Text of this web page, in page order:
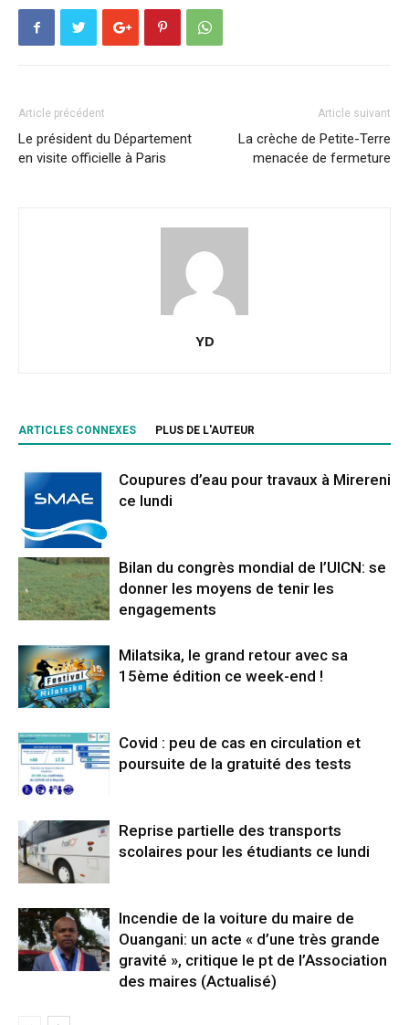
Article précédent
Le président du Département
en visite officielle à Paris
Article suivant
La crèche de Petite-Terre
menacée de fermeture
YD
ARTICLES CONNEXES PLUS DE L'AUTEUR
Coupures d’eau pour travaux à Mirereni
ce lundi
Bilan du congrès mondial de l’UICN: se
donner les moyens de tenir les
engagements
Milatsika, le grand retour avec sa
15ème édition ce week-end !
Covid : peu de cas en circulation et
poursuite de la gratuité des tests
Reprise partielle des transports
scolaires pour les étudiants ce lundi
Incendie de la voiture du maire de
Ouangani: un acte « d’une très grande
gravité », critique le pt de l’Association
des maires (Actualisé)